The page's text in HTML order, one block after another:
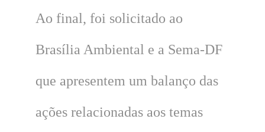
Ao final, foi solicitado ao
Brasília Ambiental e a Sema-DF
que apresentem um balanço das
ações relacionadas aos temas